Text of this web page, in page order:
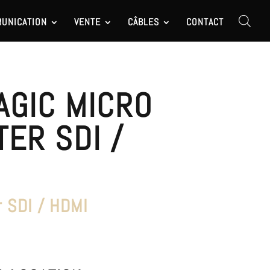
VENTE CÂBLES CONTACT
MICRO
SDI /
/ HDMI